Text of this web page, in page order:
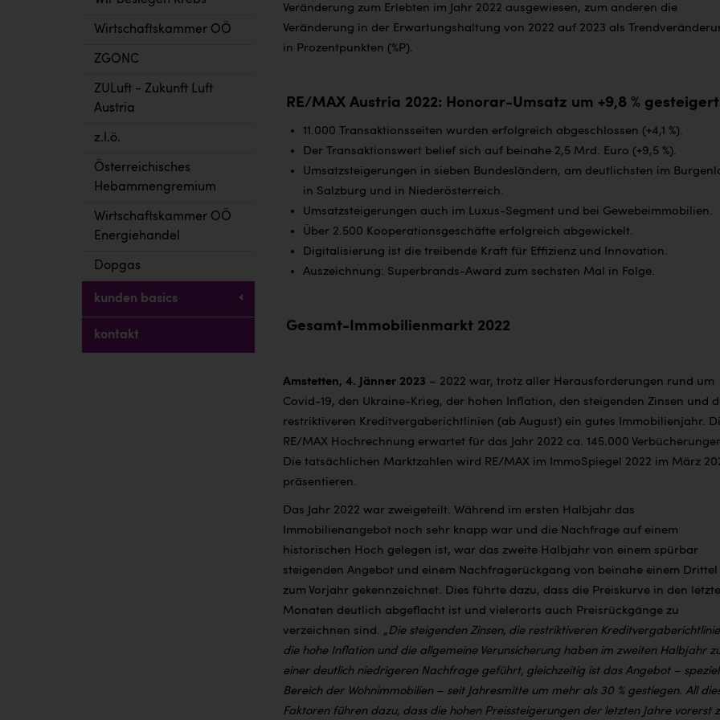
Wirtschaftskammer OÖ
ZGONC
ZULuft - Zukunft Luft
Austria
z.l.ö.
Österreichisches
Hebammengremium
Wirtschaftskammer OÖ
Energiehandel
Dopgas
kunden basics
kontakt
Veränderung zum Erlebten im Jahr 2022 ausgewiesen, zum anderen die
Veränderung in der Erwartungshaltung von 2022 auf 2023 als
in Prozentpunkten (%P).
RE/MAX Austria 2022: Honorar-Umsatz um +9,8 % gesteigert
11.000 Transaktionsseiten wurden erfolgreich abgeschlossen (+4,1 %).
Der Transaktionswert belief sich auf beinahe 2,5 Mrd. Euro (+9,5 %).
Umsatzsteigerungen in sieben Bundesländern, am deutlichsten im
in Salzburg und in Niederösterreich.
Umsatzsteigerungen auch im Luxus-Segment und bei Gewebeimmobilien.
Über 2.500 Kooperationsgeschäfte erfolgreich abgewickelt.
Digitalisierung ist die treibende Kraft für Effizienz und Innovation.
Auszeichnung: Superbrands-Award zum sechsten Mal in Folge.
Gesamt-Immobilienmarkt 2022
Amstetten, 4. Jänner 2023 – 2022 war, trotz aller Herausforderungen rund um
Covid-19, den Ukraine-Krieg, der hohen Inflation, den steigenden Zinsen und
restriktiveren Kreditvergaberichtlinien (ab August) ein gutes Immobilienjahr.
RE/MAX Hochrechnung erwartet für das Jahr 2022 ca. 145.000
Die tatsächlichen Marktzahlen wird RE/MAX im ImmoSpiegel 2022 im März
präsentieren.
Das Jahr 2022 war zweigeteilt. Während im ersten Halbjahr das
Immobilienangebot noch sehr knapp war und die Nachfrage auf einem
historischen Hoch gelegen ist, war das zweite Halbjahr von einem spürbar
steigenden Angebot und einem Nachfragerückgang von beinahe einem Drittel
zum Vorjahr gekennzeichnet. Dies führte dazu, dass die Preiskurve in den
Monaten deutlich abgeflacht ist und vielerorts auch Preisrückgänge zu
verzeichnen sind. „Die steigenden Zinsen, die restriktiveren
die hohe Inflation und die allgemeine Verunsicherung haben im zweiten Halbjahr
einer deutlich niedrigeren Nachfrage geführt, gleichzeitig ist das Angebot –
Bereich der Wohnimmobilien – seit Jahresmitte um mehr als 30 % gestiegen. All
Faktoren führen dazu, dass die hohen Preissteigerungen der letzten Jahre vorerst